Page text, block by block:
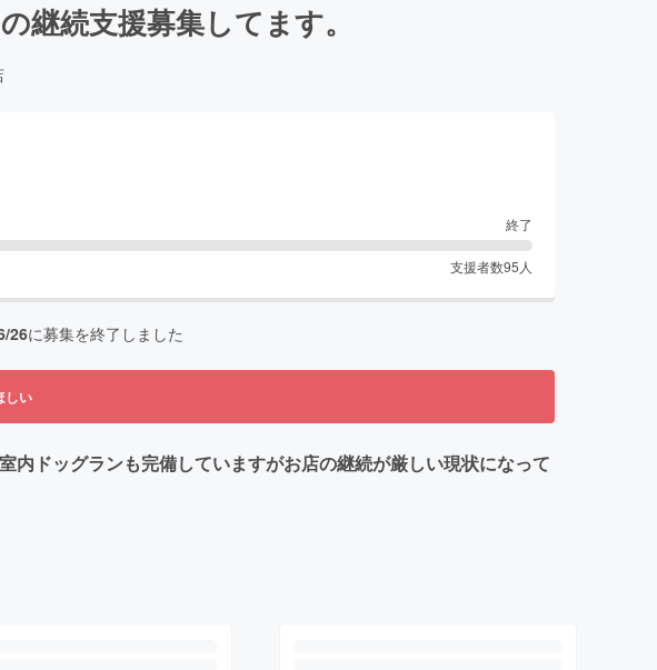
継続支援募集してます。
終了
支援者数95 人
26に募集を終了しました
しい
ドッグランも完備していますがお店の継続が厳しい現状になって